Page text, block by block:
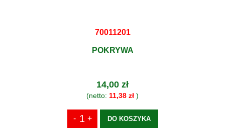
70011201
POKRYWA
14,00 zł
(netto: 11,38 zł )
DO KOSZYKA